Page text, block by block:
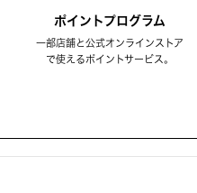
ポイントプログラム
一部店舗と公式オンラインストア
で使えるポイントサービス。